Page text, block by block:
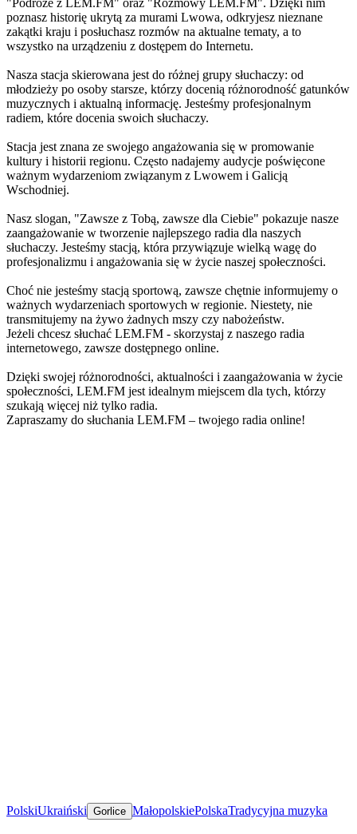
poznasz historię ukrytą za murami Lwowa, odkryjesz nieznane
zakątki kraju i posłuchasz rozmów na aktualne tematy, a to
wszystko na urządzeniu z dostępem do Internetu.
Nasza stacja skierowana jest do różnej grupy słuchaczy: od
młodzieży po osoby starsze, którzy docenią różnorodność gatunków
muzycznych i aktualną informację. Jesteśmy profesjonalnym
radiem, które docenia swoich słuchaczy.
Stacja jest znana ze swojego angażowania się w promowanie
kultury i historii regionu. Często nadajemy audycje poświęcone
ważnym wydarzeniom związanym z Lwowem i Galicją
Wschodniej.
Nasz slogan, "Zawsze z Tobą, zawsze dla Ciebie" pokazuje nasze
zaangażowanie w tworzenie najlepszego radia dla naszych
słuchaczy. Jesteśmy stacją, która przywiązuje wielką wagę do
profesjonalizmu i angażowania się w życie naszej społeczności.
Choć nie jesteśmy stacją sportową, zawsze chętnie informujemy o
ważnych wydarzeniach sportowych w regionie. Niestety, nie
transmitujemy na żywo żadnych mszy czy nabożeństw.
Jeżeli chcesz słuchać LEM.FM - skorzystaj z naszego radia
internetowego, zawsze dostępnego online.
Dzięki swojej różnorodności, aktualności i zaangażowania w życie
społeczności, LEM.FM jest idealnym miejscem dla tych, którzy
szukają więcej niż tylko radia.
Zapraszamy do słuchania LEM.FM – twojego radia online!
PolskiUkraiński Gorlice MałopolskiePolskaTradycyjna muzyka